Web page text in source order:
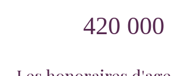
420 000